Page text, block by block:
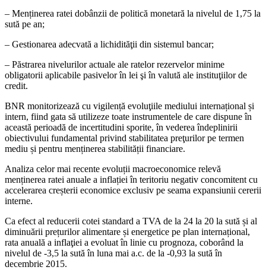
– Menținerea ratei dobânzii de politică monetară la nivelul de 1,75 la
sută pe an;
– Gestionarea adecvată a lichidităţii din sistemul bancar;
– Păstrarea nivelurilor actuale ale ratelor rezervelor minime
obligatorii aplicabile pasivelor în lei şi în valută ale instituţiilor de
credit.
BNR monitorizează cu vigilență evoluţiile mediului internațional și
intern, fiind gata să utilizeze toate instrumentele de care dispune în
această perioadă de incertitudini sporite, în vederea îndeplinirii
obiectivului fundamental privind stabilitatea preţurilor pe termen
mediu și pentru menținerea stabilității financiare.
Analiza celor mai recente evoluții macroeconomice relevă
menținerea ratei anuale a inflației în teritoriu negativ concomitent cu
accelerarea creșterii economice exclusiv pe seama expansiunii cererii
interne.
Ca efect al reducerii cotei standard a TVA de la 24 la 20 la sută și al
diminuării prețurilor alimentare și energetice pe plan internațional,
rata anuală a inflaţiei a evoluat în linie cu prognoza, coborând la
nivelul de -3,5 la sută în luna mai a.c. de la -0,93 la sută în
decembrie 2015.